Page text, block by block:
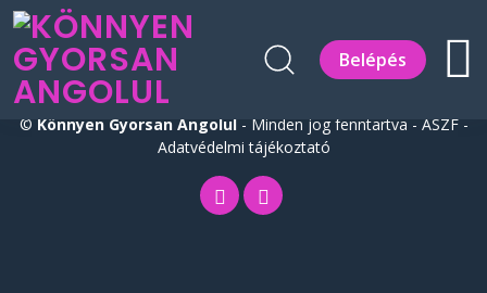
Belépés
© Könnyen Gyorsan Angolul - Minden jog fenntartva - ÁSZF-
Adatvédelmi tájékoztató